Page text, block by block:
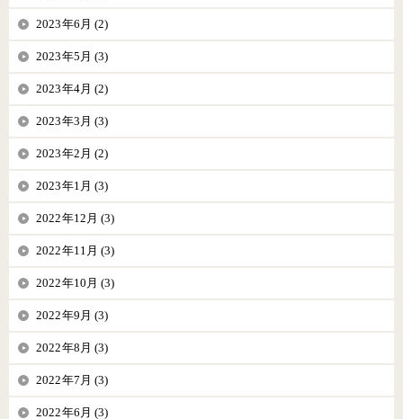
2023年6月 (2)
2023年5月 (3)
2023年4月 (2)
2023年3月 (3)
2023年2月 (2)
2023年1月 (3)
2022年12月 (3)
2022年11月 (3)
2022年10月 (3)
2022年9月 (3)
2022年8月 (3)
2022年7月 (3)
2022年6月 (3)